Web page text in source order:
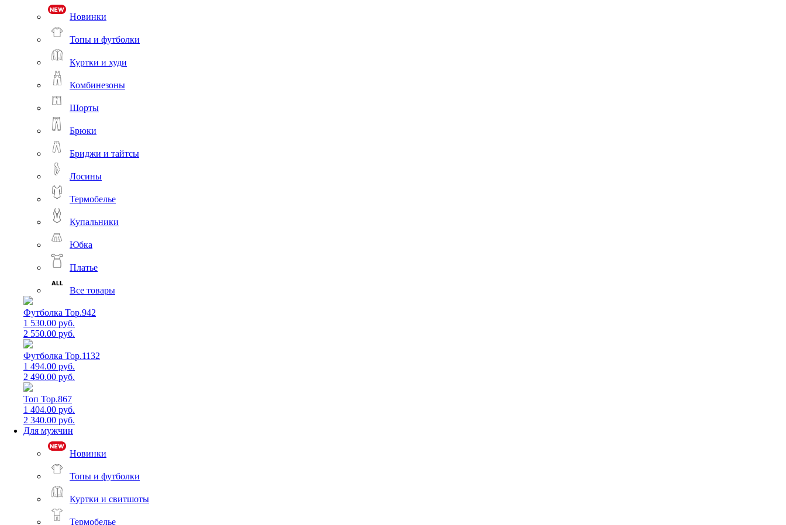
Новинки
Топы и футболки
Куртки и худи
Комбинезоны
Шорты
Брюки
Бриджи и тайтсы
Лосины
Термобелье
Купальники
Юбка
Платье
Все товары
Футболка Top.942
1 530.00 руб.
2 550.00 руб.
Футболка Top.1132
1 494.00 руб.
2 490.00 руб.
Топ Top.867
1 404.00 руб.
2 340.00 руб.
Для мужчин
Новинки
Топы и футболки
Куртки и свитшоты
Термобелье